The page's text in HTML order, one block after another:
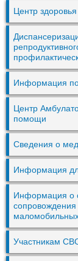
Ц
Ч
и
ы
Центр здоровья
Информация
Центр
помощи
Сведения о
Информация
Информация о
Участникам